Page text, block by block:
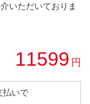
いただいておりま
11599 円
払いで